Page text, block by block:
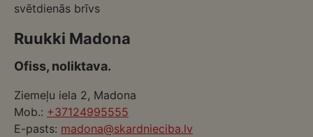
svētdienās brīvs
Ruukki Madona
Ofiss, noliktava.
Ziemeļu iela 2, Madona
Mob.: +37124995555
E-pasts: madona@skardnieciba.lv